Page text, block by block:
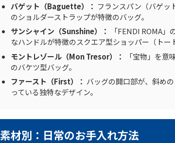
バゲット（Baguette）： フランスパン（バゲッ
のショルダーストラップが特徴のバッグ。
サンシャイン（Sunshine）：
「FENDI ROMA
なハンドルが特徴のスクエア型ショッパー（トー
モントレゾール（Mon Tresor）：
「宝物」を意
のバケツ型バッグ。
ファースト（First）： バッグの開口部が、斜め
っている独特なデザイン。
素材別：日常のお手入れ方法